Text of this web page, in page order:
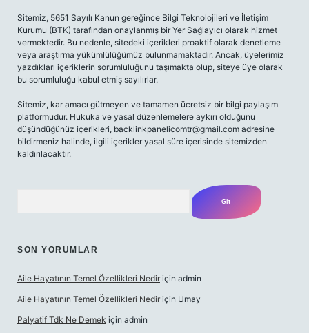
Sitemiz, 5651 Sayılı Kanun gereğince Bilgi Teknolojileri ve İletişim
Kurumu (BTK) tarafından onaylanmış bir Yer Sağlayıcı olarak hizmet
vermektedir. Bu nedenle, sitedeki içerikleri proaktif olarak denetleme
veya araştırma yükümlülüğümüz bulunmamaktadır. Ancak, üyelerimiz
yazdıkları içeriklerin sorumluluğunu taşımakta olup, siteye üye olarak
bu sorumluluğu kabul etmiş sayılırlar.
Sitemiz, kar amacı gütmeyen ve tamamen ücretsiz bir bilgi paylaşım
platformudur. Hukuka ve yasal düzenlemelere aykırı olduğunu
düşündüğünüz içerikleri, backlinkpanelicomtr@gmail.com adresine
bildirmeniz halinde, ilgili içerikler yasal süre içerisinde sitemizden
kaldırılacaktır.
SON YORUMLAR
Aile Hayatının Temel Özellikleri Nedir için admin
Aile Hayatının Temel Özellikleri Nedir için Umay
Palyatif Tdk Ne Demek için admin